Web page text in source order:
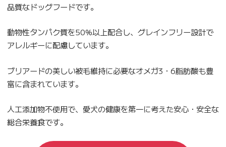
品質なドッグフードです。
動物性タンパク質を50%以上配合し、グレインフリー設計で
アレルギーに配慮しています。
ブリアードの美しい被毛維持に必要なオメガ3・6脂肪酸も豊
富に含まれています。
人工添加物不使用で、愛犬の健康を第一に考えた安心・安全な
総合栄養食です。